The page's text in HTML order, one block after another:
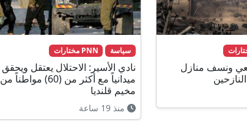
ونسف منازل
سياسة PNN مختارات
نادي الأسير: الاحتلال يعتقل ويحقق
ميدانياً مع أكثر من (60) مواطناً من
مخيم قلنديا
منذ 19 ساعة